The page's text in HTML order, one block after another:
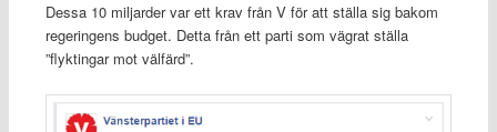
Dessa 10 miljarder var ett krav från V för att ställa sig bakom
regeringens budget. Detta från ett parti som vägrat ställa
”flyktingar mot välfärd”.